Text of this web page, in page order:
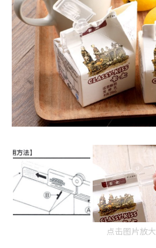
点击图片放大